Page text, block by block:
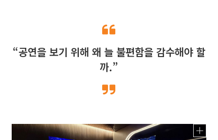
“공연을 보기 위해 왜 늘 불편함을 감수해야 할
까.”